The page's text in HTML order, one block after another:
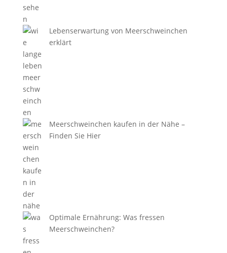
Lebenserwartung von Meerschweinchen
erklärt
Meerschweinchen kaufen in der Nähe –
Finden Sie Hier
Optimale Ernährung: Was fressen
Meerschweinchen?